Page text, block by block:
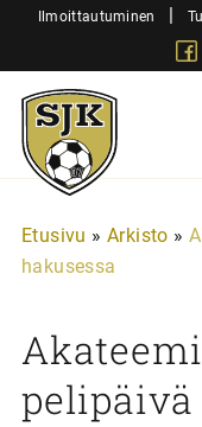
SiirryIlmoittautuminen |
Sjk-
Juniorit
Etusivu » Arkisto »
hakusessa
pelipäivä